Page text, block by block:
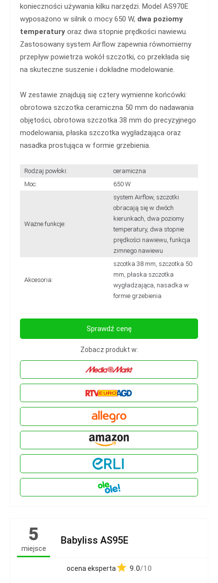
konieczności używania kilku narzędzi. Model AS970E
wyposażono w silnik o mocy 650 W, dwa poziomy
temperatury oraz dwa stopnie prędkości nawiewu.
Zastosowany system Airflow zapewnia równomierny
przepływ powietrza wokół szczotki, co przekłada się
na skuteczne suszenie i dokładne modelowanie.
W zestawie znajdują się cztery wymienne końcówki:
obrotowa szczotka ceramiczna 50 mm do nadawania
objętości, obrotowa szczotka 38 mm do precyzyjnego
modelowania, płaska szczotka wygładzająca oraz
nasadka prostująca w formie grzebienia.
Rodzaj powłoki:
ceramiczna
Moc:
650 W
Ważne funkcje:
system Airflow, szczotki
obracają się w dwóch
kierunkach, dwa poziomy
temperatury, dwa stopnie
prędkości nawiewu, funkcja
zimnego nawiewu
Akcesoria:
szcotka 38 mm, szczotka 50
mm, płaska szczotka
wygładzająca, nasadka w
formie grzebienia
Sprawdź cenę
Zobacz produkt w:
5
miejsce
Babyliss AS95E
ocena eksperta 9.0/10